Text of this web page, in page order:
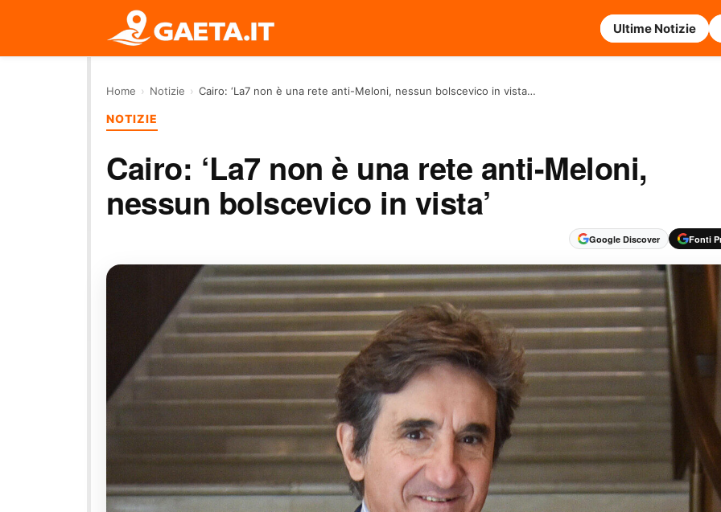
Ultime Notizie
Home › Notizie › Cairo: ‘La7 non è una rete anti-Meloni, nessun bolscevico in vista…
NOTIZIE
Cairo: ‘La7 non è una rete anti-Meloni,
nessun bolscevico in vista’
Google Discover Fonti